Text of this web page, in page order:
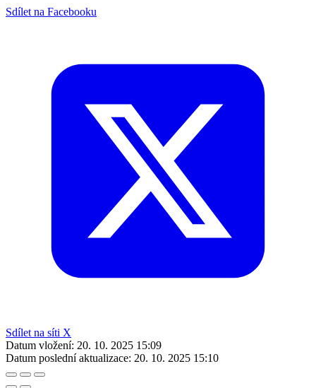
Sdílet na Facebooku
Sdílet na síti X
Datum vložení: 20. 10. 2025 15:09
Datum poslední aktualizace: 20. 10. 2025 15:10